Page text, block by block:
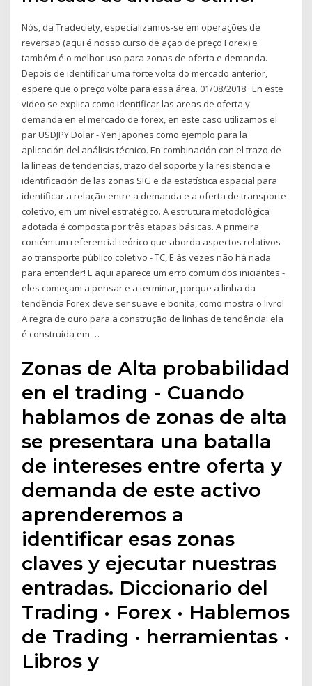
Nós, da Tradeciety, especializamos-se em operações de
reversão (aqui é nosso curso de ação de preço Forex) e
também é o melhor uso para zonas de oferta e demanda.
Depois de identificar uma forte volta do mercado anterior,
espere que o preço volte para essa área. 01/08/2018 · En este
video se explica como identificar las areas de oferta y
demanda en el mercado de forex, en este caso utilizamos el
par USDJPY Dolar - Yen Japones como ejemplo para la
aplicación del análisis técnico. En combinación con el trazo de
la lineas de tendencias, trazo del soporte y la resistencia e
identificación de las zonas SIG e da estatística espacial para
identificar a relação entre a demanda e a oferta de transporte
coletivo, em um nível estratégico. A estrutura metodológica
adotada é composta por três etapas básicas. A primeira
contém um referencial teórico que aborda aspectos relativos
ao transporte público coletivo - TC, E às vezes não há nada
para entender! E aqui aparece um erro comum dos iniciantes -
eles começam a pensar e a terminar, porque a linha da
tendência Forex deve ser suave e bonita, como mostra o livro!
A regra de ouro para a construção de linhas de tendência: ela
é construída em …
Zonas de Alta probabilidad
en el trading - Cuando
hablamos de zonas de alta
se presentara una batalla
de intereses entre oferta y
demanda de este activo
aprenderemos a
identificar esas zonas
claves y ejecutar nuestras
entradas. Diccionario del
Trading · Forex · Hablemos
de Trading · herramientas ·
Libros y